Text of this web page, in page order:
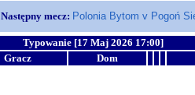
Następny mecz: Polonia Bytom v Pogoń
Typowanie [17 Maj 2026 17:00]
Gracz Dom